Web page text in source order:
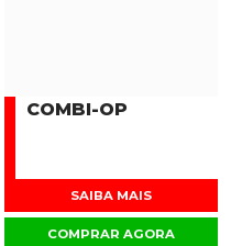
COMBI-OP
SAIBA MAIS
COMPRAR AGORA